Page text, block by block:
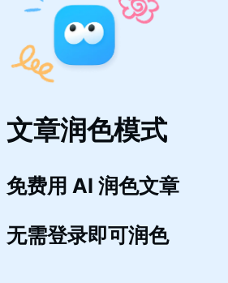
文章润色模式
免费用 AI 润色文章
无需登录即可润色